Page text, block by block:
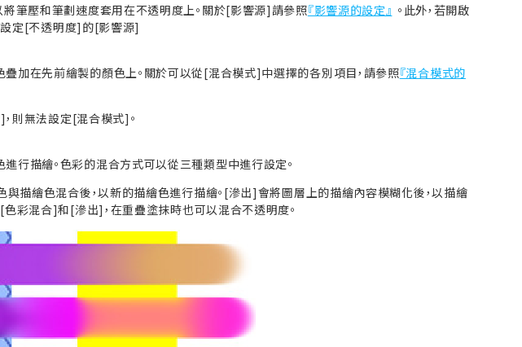
筆壓和筆劃速度套用在不透明度上。關於[影響源]請參照『影響源的設定』 。此外，若開啟
定[不透明度]的[影響源]
加在先前繪製的顏色上。關於可以從[混合模式]中選擇的各別項目，請參照『混合模式的
則無法設定[混合模式]。
行描繪。色彩的混合方式可以從三種類型中進行設定。
描繪色混合後，以新的描繪色進行描繪。[滲出]會將圖層上的描繪內容模糊化後，以描繪
彩混合]和[滲出]，在重疊塗抹時也可以混合不透明度。